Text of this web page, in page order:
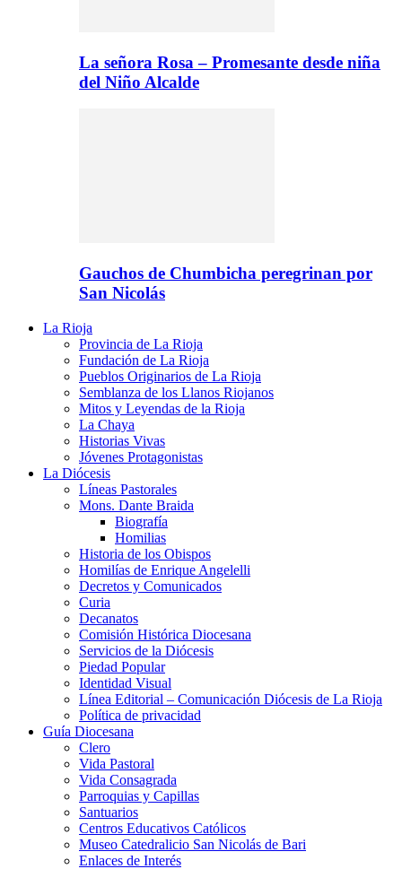
La señora Rosa – Promesante desde niña
del Niño Alcalde
Gauchos de Chumbicha peregrinan por
San Nicolás
La Rioja
Provincia de La Rioja
Fundación de La Rioja
Pueblos Originarios de La Rioja
Semblanza de los Llanos Riojanos
Mitos y Leyendas de la Rioja
La Chaya
Historias Vivas
Jóvenes Protagonistas
La Diócesis
Líneas Pastorales
Mons. Dante Braida
Biografía
Homilias
Historia de los Obispos
Homilías de Enrique Angelelli
Decretos y Comunicados
Curia
Decanatos
Comisión Histórica Diocesana
Servicios de la Diócesis
Piedad Popular
Identidad Visual
Línea Editorial – Comunicación Diócesis de La Rioja
Política de privacidad
Guía Diocesana
Clero
Vida Pastoral
Vida Consagrada
Parroquias y Capillas
Santuarios
Centros Educativos Católicos
Museo Catedralicio San Nicolás de Bari
Enlaces de Interés